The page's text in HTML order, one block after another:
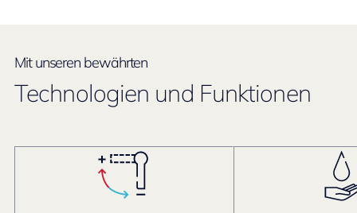
Mit unseren bewährten
Technologien und Funktionen